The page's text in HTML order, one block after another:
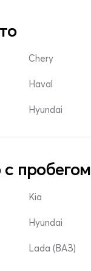
Chery
Haval
Hyundai
пробегом
Kia
Hyundai
Lada (ВАЗ)